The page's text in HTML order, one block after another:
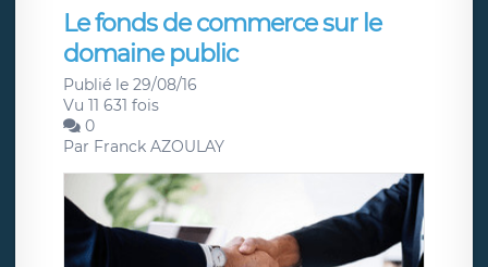
Le fonds de commerce sur le
domaine public
Publié le 29/08/16
Vu 11 631 fois
0
Par Franck AZOULAY